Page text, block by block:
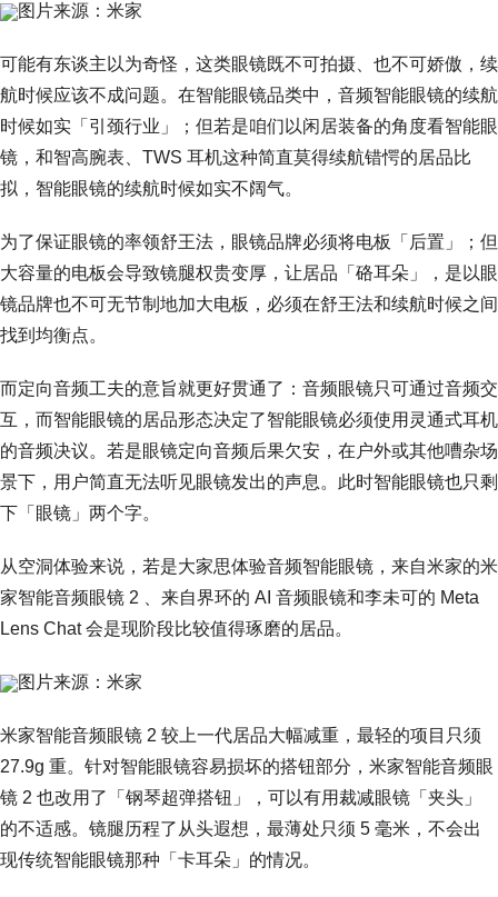
图片来源：米家
可能有东谈主以为奇怪，这类眼镜既不可拍摄、也不可娇傲，续
航时候应该不成问题。在智能眼镜品类中，音频智能眼镜的续航
时候如实「引颈行业」；但若是咱们以闲居装备的角度看智能眼
镜，和智高腕表、TWS 耳机这种简直莫得续航错愕的居品比
拟，智能眼镜的续航时候如实不阔气。
为了保证眼镜的率领舒王法，眼镜品牌必须将电板「后置」；但
大容量的电板会导致镜腿权贵变厚，让居品「硌耳朵」，是以眼
镜品牌也不可无节制地加大电板，必须在舒王法和续航时候之间
找到均衡点。
而定向音频工夫的意旨就更好贯通了：音频眼镜只可通过音频交
互，而智能眼镜的居品形态决定了智能眼镜必须使用灵通式耳机
的音频决议。若是眼镜定向音频后果欠安，在户外或其他嘈杂场
景下，用户简直无法听见眼镜发出的声息。此时智能眼镜也只剩
下「眼镜」两个字。
从空洞体验来说，若是大家思体验音频智能眼镜，来自米家的米
家智能音频眼镜 2 、来自界环的 AI 音频眼镜和李未可的 Meta
Lens Chat 会是现阶段比较值得琢磨的居品。
图片来源：米家
米家智能音频眼镜 2 较上一代居品大幅减重，最轻的项目只须
27.9g 重。针对智能眼镜容易损坏的搭钮部分，米家智能音频眼
镜 2 也改用了「钢琴超弹搭钮」，可以有用裁减眼镜「夹头」
的不适感。镜腿历程了从头遐想，最薄处只须 5 毫米，不会出
现传统智能眼镜那种「卡耳朵」的情况。